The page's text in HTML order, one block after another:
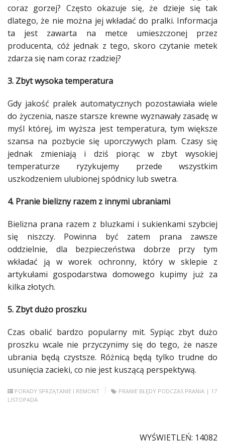
coraz gorzej? Często okazuje się, że dzieje się tak
dlatego, że nie można jej wkładać do pralki. Informacja
ta jest zawarta na metce umieszczonej przez
producenta, cóż jednak z tego, skoro czytanie metek
zdarza się nam coraz rzadziej?
3. Zbyt wysoka temperatura
Gdy jakość pralek automatycznych pozostawiała wiele
do życzenia, nasze starsze krewne wyznawały zasadę w
myśl której, im wyższa jest temperatura, tym większe
szansa na pozbycie się uporczywych plam. Czasy się
jednak zmieniają i dziś piorąc w zbyt wysokiej
temperaturze ryzykujemy przede wszystkim
uszkodzeniem ulubionej spódnicy lub swetra.
4. Pranie bielizny razem z innymi ubraniami
Bielizna prana razem z bluzkami i sukienkami szybciej
się niszczy. Powinna być zatem prana zawsze
oddzielnie, dla bezpieczeństwa dobrze przy tym
wkładać ją w worek ochronny, który w sklepie z
artykułami gospodarstwa domowego kupimy już za
kilka złotych.
5. Zbyt dużo proszku
Czas obalić bardzo popularny mit. Sypiąc zbyt dużo
proszku wcale nie przyczynimy się do tego, że nasze
ubrania będą czystsze. Różnicą będą tylko trudne do
usunięcia zacieki, co nie jest kuszącą perspektywą.
PORADY SPRZĄTANIE I REMONT PRANIE BŁĘDY PODCZAS PRANIA | 17
LISTOPADA
WYŚWIETLEŃ: 14082